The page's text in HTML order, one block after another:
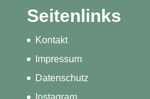
Seitenlinks
Kontakt
Impressum
Datenschutz
Instagram